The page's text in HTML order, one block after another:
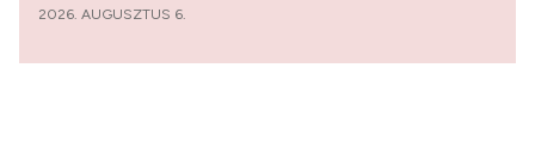
2026. AUGUSZTUS 6.